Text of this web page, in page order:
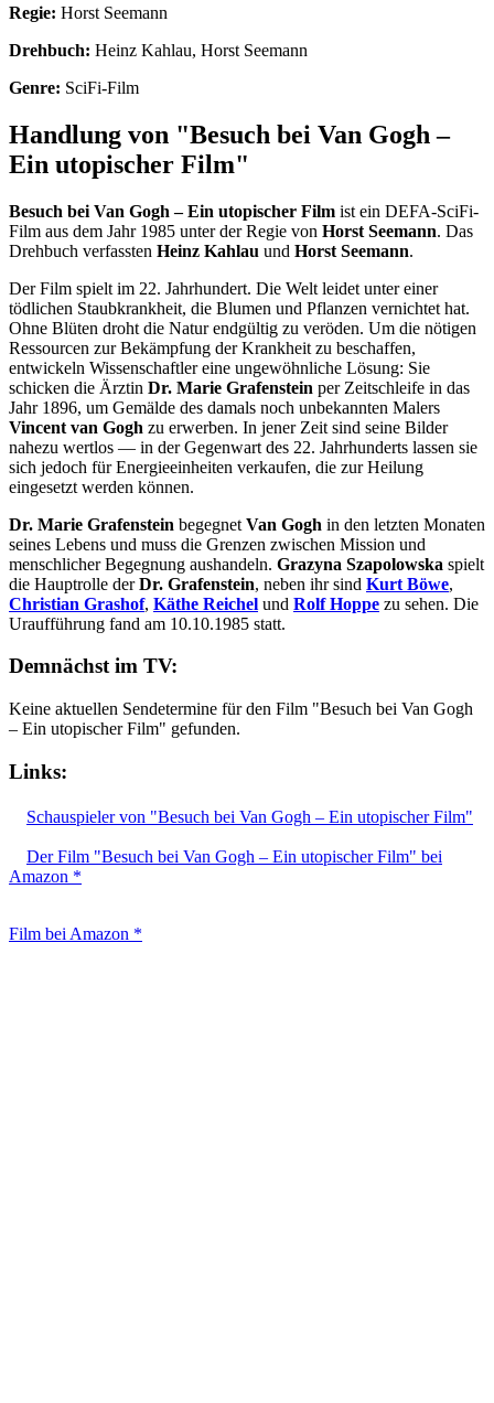
Regie: Horst Seemann
Drehbuch: Heinz Kahlau, Horst Seemann
Genre: SciFi-Film
Handlung von "Besuch bei Van Gogh –
Ein utopischer Film"
Besuch bei Van Gogh – Ein utopischer Film ist ein DEFA-SciFi-
Film aus dem Jahr 1985 unter der Regie von Horst Seemann. Das
Drehbuch verfassten Heinz Kahlau und Horst Seemann.
Der Film spielt im 22. Jahrhundert. Die Welt leidet unter einer
tödlichen Staubkrankheit, die Blumen und Pflanzen vernichtet hat.
Ohne Blüten droht die Natur endgültig zu veröden. Um die nötigen
Ressourcen zur Bekämpfung der Krankheit zu beschaffen,
entwickeln Wissenschaftler eine ungewöhnliche Lösung: Sie
schicken die Ärztin Dr. Marie Grafenstein per Zeitschleife in das
Jahr 1896, um Gemälde des damals noch unbekannten Malers
Vincent van Gogh zu erwerben. In jener Zeit sind seine Bilder
nahezu wertlos — in der Gegenwart des 22. Jahrhunderts lassen sie
sich jedoch für Energieeinheiten verkaufen, die zur Heilung
eingesetzt werden können.
Dr. Marie Grafenstein begegnet Van Gogh in den letzten Monaten
seines Lebens und muss die Grenzen zwischen Mission und
menschlicher Begegnung aushandeln. Grazyna Szapolowska spielt
die Hauptrolle derDr. Grafenstein, neben ihr sind Kurt Böwe,
Christian Grashof, Käthe Reichel und Rolf Hoppe zu sehen. Die
Uraufführung fand am 10.10.1985 statt.
Demnächst im TV:
Keine aktuellen Sendetermine für den Film "Besuch bei Van Gogh
– Ein utopischer Film" gefunden.
Links:
Schauspieler von "Besuch bei Van Gogh – Ein utopischer Film"
Der Film "Besuch bei Van Gogh – Ein utopischer Film" bei
Amazon *
Film bei Amazon *